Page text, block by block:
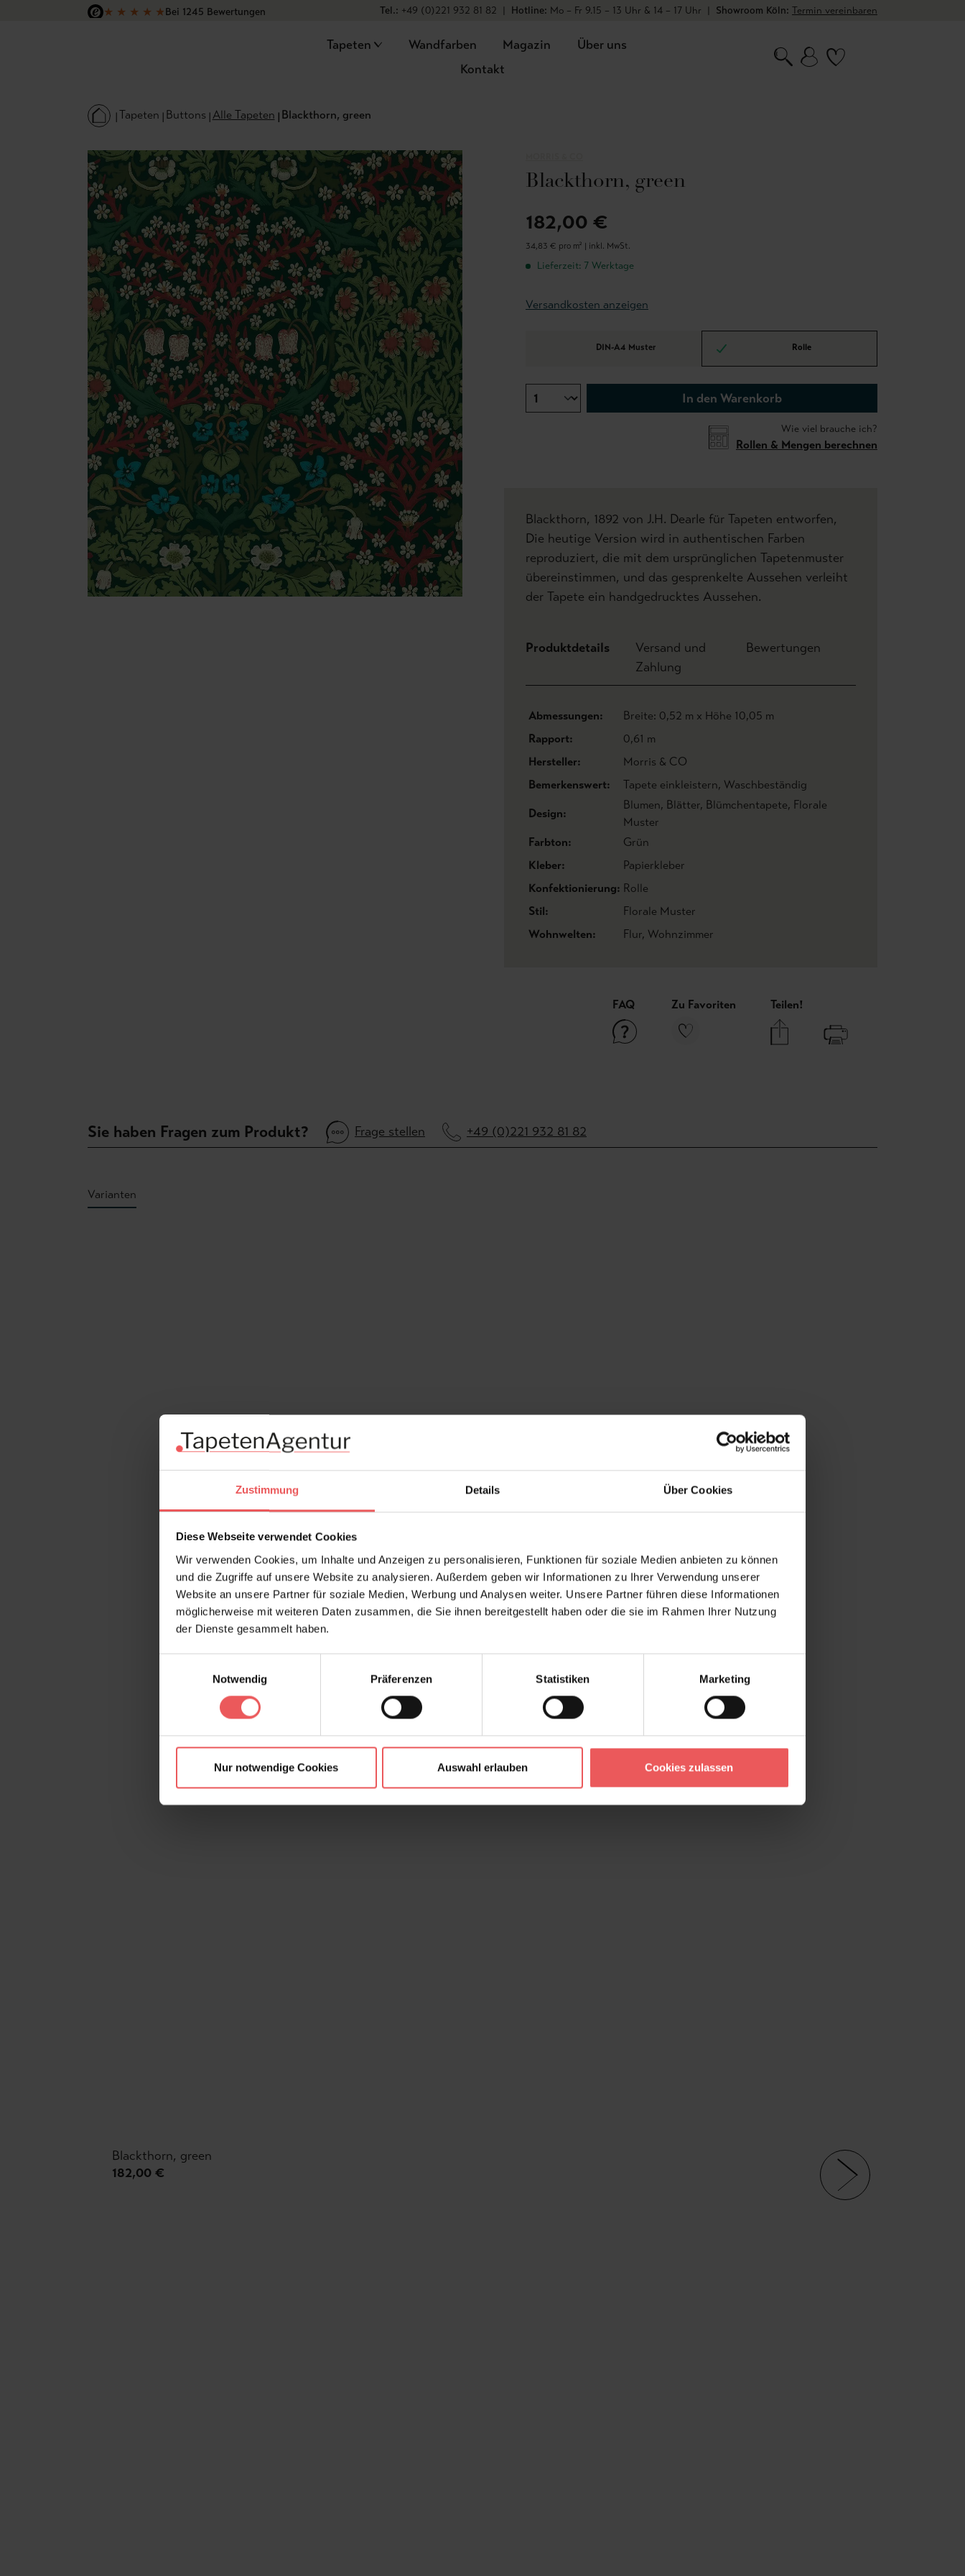
Zustimmung Details Über Cookies
Diese Webseite verwendet Cookies
Wir verwenden Cookies, um Inhalte und Anzeigen zu personalisieren, Funktionen für soziale Medien anbieten zu können
und die Zugriffe auf unsere Website zu analysieren. Außerdem geben wir Informationen zu Ihrer Verwendung unserer
Website an unsere Partner für soziale Medien, Werbung und Analysen weiter. Unsere Partner führen diese Informationen
möglicherweise mit weiteren Daten zusammen, die Sie ihnen bereitgestellt haben oder die sie im Rahmen Ihrer Nutzung
der Dienste gesammelt haben.
Notwendig
Präferenzen Statistiken Marketing
Nur notwendige Cookies Auswahl erlauben Cookies zulassen
Hauptinhalt springen
Zur Suche springen
Zur Hauptnavigation springen
★ ★ ★ ★ ★Bei 1245 Bewertungen
Tel.: +49 (0)221 932 81 82 | Hotline: Mo – Fr 9.15 – 13 Uhr & 14 – 17 Uhr | Showroom Köln: Termin vereinbaren
Tapeten Wandfarben Magazin
Über uns
Kontakt
Tapeten Buttons Alle Tapeten Blackthorn, green
Blackthorn, green
182,00 €
34,83 € pro m² | inkl. MwSt.
Lieferzeit: 7 Werktage
Versandkosten anzeigen
DIN-A4 Muster Rolle
In den Warenkorb
Wie viel brauche ich?
Rollen & Mengen berechnen
Blackthorn, 1892 von J.H. Dearle für Tapeten entworfen,
Die heutige Version wird in authentischen Farben
reproduziert, die mit dem ursprünglichen Tapetenmuster
übereinstimmen, und das gesprenkelte Aussehen verleiht
der Tapete ein handgedrucktes Aussehen.
Produktdetails
Versand und
Zahlung
Bewertungen
Abmessungen:
Breite: 0,52 m x Höhe 10,05 m
Rapport:
0,61 m
Hersteller:
Morris & CO
Bemerkenswert:
Tapete einkleistern, Waschbeständig
Design:
Blumen, Blätter, Blümchentapete, Florale
Muster
Farbton:
Grün
Kleber:
Papierkleber
Konfektionierung: Rolle
Stil:
Florale Muster
Wohnwelten:
Flur, Wohnzimmer
FAQ Zu Favoriten Teilen!
Sie haben Fragen zum Produkt? Frage stellen +49 (0)221 932 81 82
Varianten
Blackthorn, green
182,00 €